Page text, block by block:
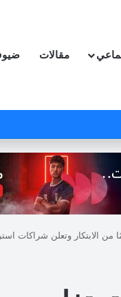
مقالات